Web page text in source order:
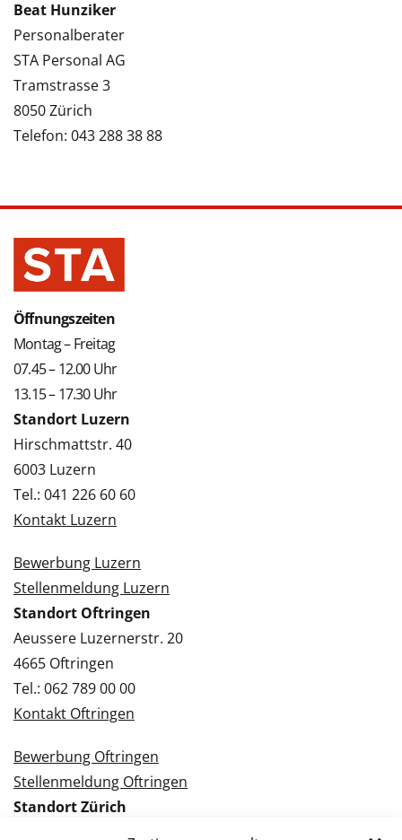
Beat Hunziker
Personalberater
STA Personal AG
Tramstrasse 3
8050 Zürich
Telefon: 043 288 38 88
Öffnungszeiten
Montag – Freitag
07.45 – 12.00 Uhr
13.15 – 17.30 Uhr
Standort Luzern
Hirschmattstr. 40
6003 Luzern
Tel.: 041 226 60 60
Kontakt Luzern
Bewerbung Luzern
Stellenmeldung Luzern
Standort Oftringen
Aeussere Luzernerstr. 20
4665 Oftringen
Tel.: 062 789 00 00
Kontakt Oftringen
Bewerbung Oftringen
Stellenmeldung Oftringen
Standort Zürich